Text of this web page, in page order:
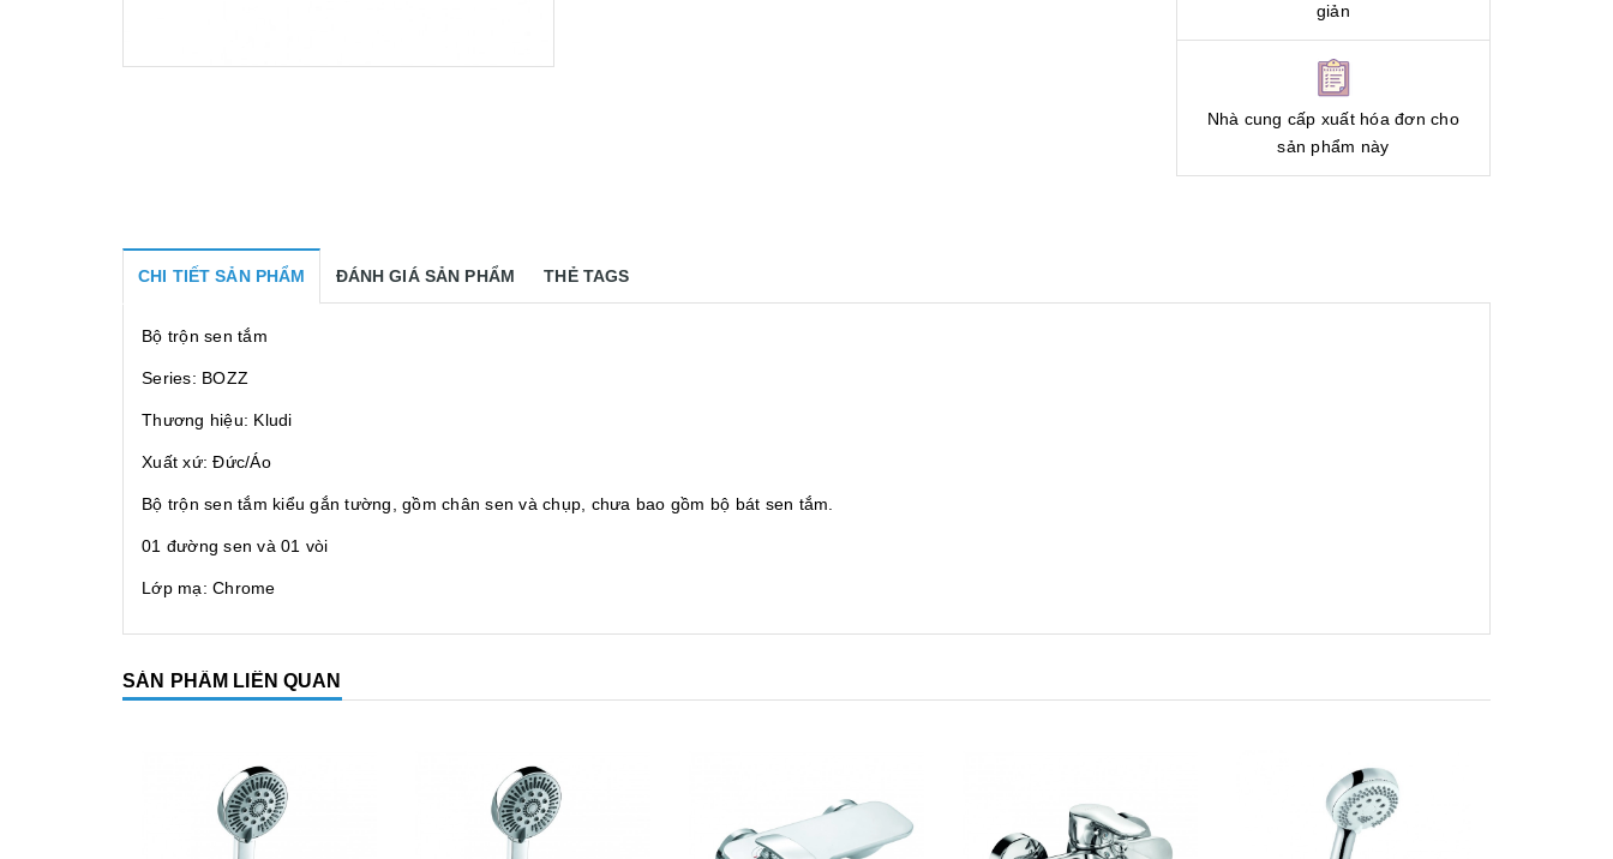
giản
Nhà cung cấp xuất hóa đơn cho
sản phẩm này
CHI TIẾT SẢN PHẨM ĐÁNH GIÁ SẢN PHẨM THẺ TAGS
Bộ trộn sen tắm
Series: BOZZ
Thương hiệu: Kludi
Xuất xứ: Đức/Áo
Bộ trộn sen tắm kiểu gắn tường, gồm chân sen và chụp, chưa bao gồm bộ bát sen tắm.
01 đường sen và 01 vòi
Lớp mạ: Chrome
SẢN PHẨM LIÊN QUAN